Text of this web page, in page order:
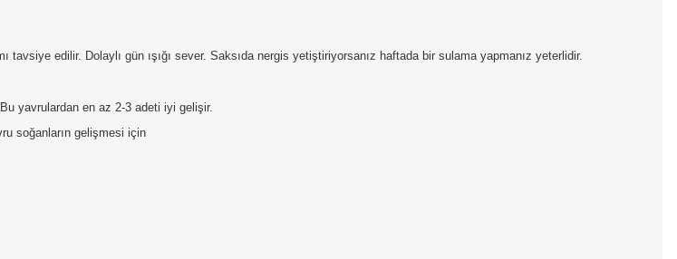
edilir. Dolaylı gün ışığı sever. Saksıda nergis yetiştiriyorsanız haftada bir sulama yapmanız yeterlidir.
yavrulardan en az 2-3 adeti iyi gelişir.
soğanların gelişmesi için